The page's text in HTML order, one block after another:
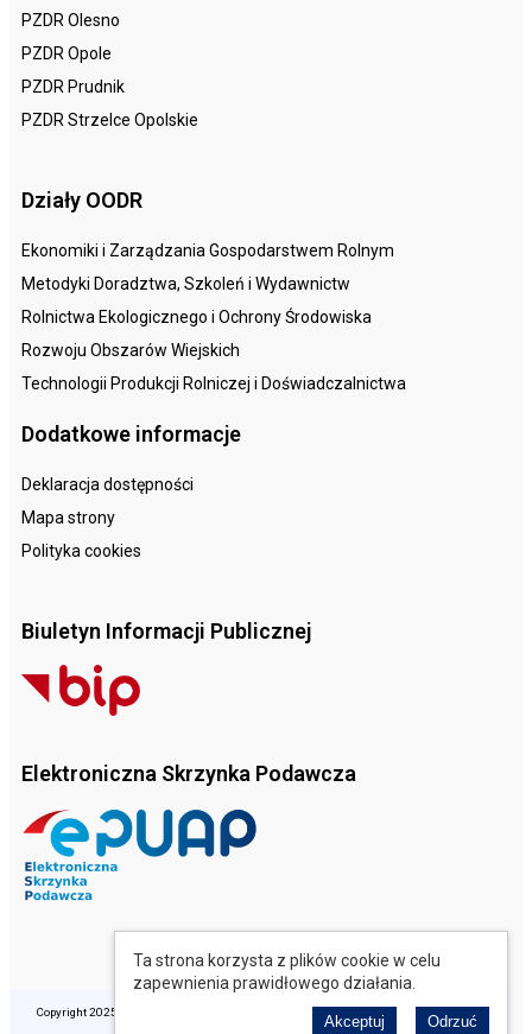
PZDR Olesno
PZDR Opole
PZDR Prudnik
PZDR Strzelce Opolskie
Działy OODR
Ekonomiki i Zarządzania Gospodarstwem Rolnym
Metodyki Doradztwa, Szkoleń i Wydawnictw
Rolnictwa Ekologicznego i Ochrony Środowiska
Rozwoju Obszarów Wiejskich
Technologii Produkcji Rolniczej i Doświadczalnictwa
Dodatkowe informacje
Deklaracja dostępności
Mapa strony
Polityka cookies
Biuletyn Informacji Publicznej
Elektroniczna Skrzynka Podawcza
Copyright 2025 © Opolski Ośrodek Doradztwa Rolniczego. Wszelkie prawa zastrzeżone.
Ta strona korzysta z plików cookie w celu
zapewnienia prawidłowego działania.
Akceptuj Odrzuć